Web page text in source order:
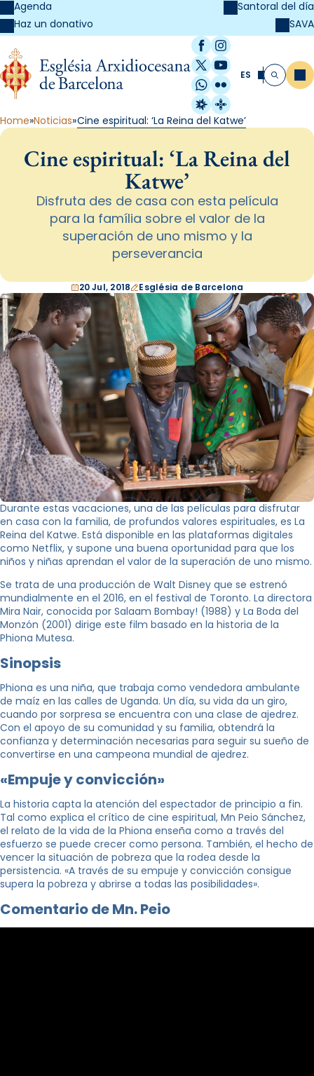
Agenda
Haz un donativo
Santoral del día
SAVA
Facebook
Instagram
X / Twitter
YouTube
WhatsApp
Flickr
Radio Estel
Catalunya
ES Buscar
Home Noticias Cine espiritual: ‘La Reina del Katwe’
Cine espiritual: ‘La Reina del
Katwe’
Disfruta des de casa con esta película
para la família sobre el valor de la
superación de uno mismo y la
perseverancia
20 Jul, 2018 Església de Barcelona
Durante estas vacaciones, una de las películas para disfrutar
en casa con la familia, de profundos valores espirituales, es La
Reina del Katwe. Está disponible en las plataformas digitales
como Netflix, y supone una buena oportunidad para que los
niños y niñas aprendan el valor de la superación de uno mismo.
Se trata de una producción de Walt Disney que se estrenó
mundialmente en el 2016, en el festival de Toronto. La directora
Mira Nair, conocida por Salaam Bombay! (1988) y La Boda del
Monzón (2001) dirige este film basado en la historia de la
Phiona Mutesa.
Sinopsis
Phiona es una niña, que trabaja como vendedora ambulante
de maíz en las calles de Uganda. Un día, su vida da un giro,
cuando por sorpresa se encuentra con una clase de ajedrez.
Con el apoyo de su comunidad y su familia, obtendrá la
confianza y determinación necesarias para seguir su sueño de
convertirse en una campeona mundial de ajedrez.
«Empuje y convicción»
La historia capta la atención del espectador de principio a fin.
Tal como explica el crítico de cine espiritual, Mn Peio Sánchez,
el relato de la vida de la Phiona enseña como a través del
esfuerzo se puede crecer como persona. También, el hecho de
vencer la situación de pobreza que la rodea desde la
persistencia. «A través de su empuje y convicción consigue
supera la pobreza y abrirse a todas las posibilidades».
Comentario de Mn. Peio